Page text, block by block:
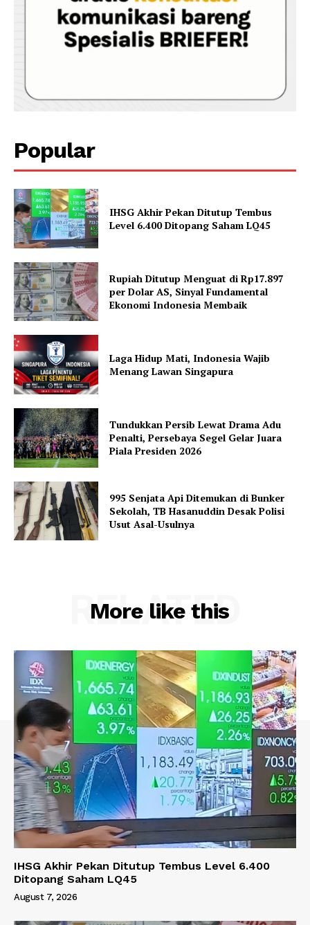
Popular
IHSG Akhir Pekan Ditutup Tembus
Level 6.400 Ditopang Saham LQ45
Rupiah Ditutup Menguat di Rp17.897
per Dolar AS, Sinyal Fundamental
Ekonomi Indonesia Membaik
Laga Hidup Mati, Indonesia Wajib
Menang Lawan Singapura
Tundukkan Persib Lewat Drama Adu
Penalti, Persebaya Segel Gelar Juara
Piala Presiden 2026
995 Senjata Api Ditemukan di Bunker
Sekolah, TB Hasanuddin Desak Polisi
Usut Asal-Usulnya
More like this
RELATED
IHSG Akhir Pekan Ditutup Tembus Level 6.400
Ditopang Saham LQ45
August 7, 2026